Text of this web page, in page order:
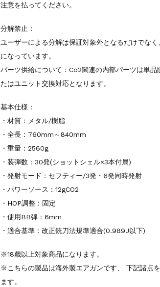
注意を払ってください。
分解禁止：
ユーザーによる分解は保証対象外となるだけでな
になっています。
パーツ供給について：Co2関連の内部パーツは単
たはユニット交換対応となります。
基本仕様：
・材質：メタル/樹脂
・全長：760mm～840mm
・重量：2560g
・装弾数：30発(ショットシェル×3本付属)
・発射モード：セフティー/3発・6発同時発射
・パワーソース：12gCO2
・HOP調整：固定
・使用BB弾：6mm
・適合基準：改正銃刀法規準適合(0.989J以下)
※18歳以上対象商品になります。
※こちらの製品は海外製エアガンです、 下記諸点
ます。